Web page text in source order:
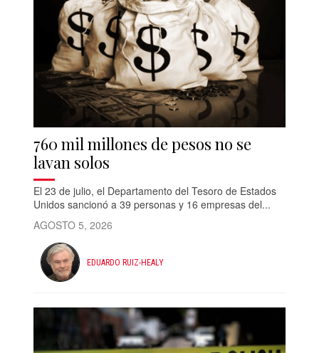
760 mil millones de pesos no se
lavan solos
El 23 de julio, el Departamento del Tesoro de Estados
Unidos sancionó a 39 personas y 16 empresas del...
AGOSTO 5, 2026
EDUARDO RUIZ-HEALY